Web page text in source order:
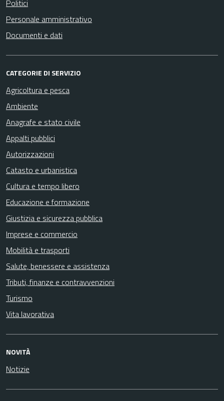
Politici
Personale amministrativo
Documenti e dati
CATEGORIE DI SERVIZIO
Agricoltura e pesca
Ambiente
Anagrafe e stato civile
Appalti pubblici
Autorizzazioni
Catasto e urbanistica
Cultura e tempo libero
Educazione e formazione
Giustizia e sicurezza pubblica
Imprese e commercio
Mobilità e trasporti
Salute, benessere e assistenza
Tributi, finanze e contravvenzioni
Turismo
Vita lavorativa
NOVITÀ
Notizie